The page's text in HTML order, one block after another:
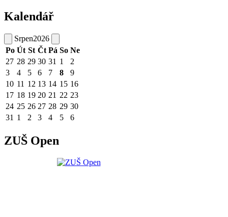
Kalendář
Srpen2026
Po Út St Čt Pá So Ne
27 28 29 30 31 1
2
3
4 5 6 7 8
9
10 11 12 13 14 15 16
17 18 19 20 21 22 23
24 25 26 27 28 29 30
31 1 2 3 4 5 6
ZUŠ Open